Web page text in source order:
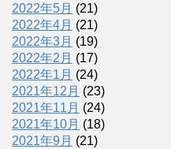
2022年5月 (21)
2022年4月 (21)
2022年3月 (19)
2022年2月 (17)
2022年1月 (24)
2021年12月 (23)
2021年11月 (24)
2021年10月 (18)
2021年9月 (21)